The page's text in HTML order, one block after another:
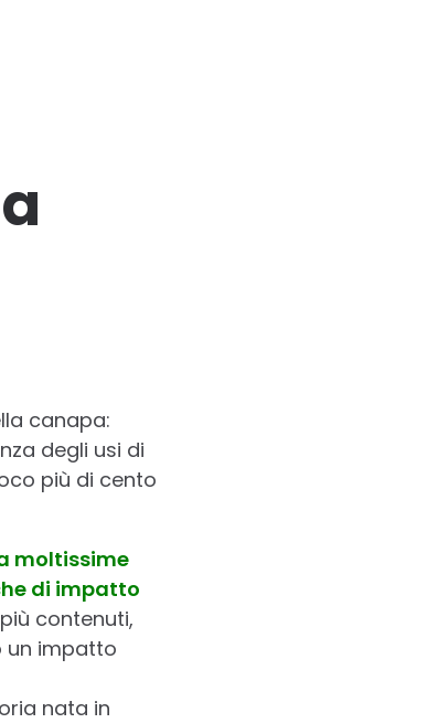
canapa:
degli usi di
più di cento
moltissime
di impatto
contenuti,
un impatto
nata in